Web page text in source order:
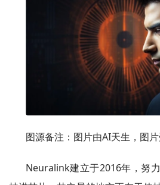
图源备注：图片由AI天生，图
Neuralink建立于2016年，努